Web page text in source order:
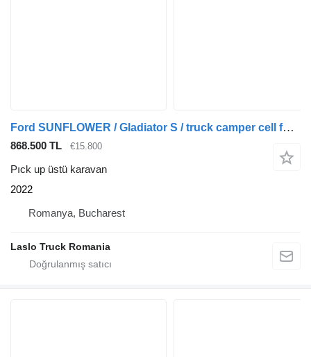
Ford SUNFLOWER / Gladiator S / truck camper cell for pickup
868.500 TL €15.800
Pıck up üstü karavan
2022
Romanya, Bucharest
Laslo Truck Romania